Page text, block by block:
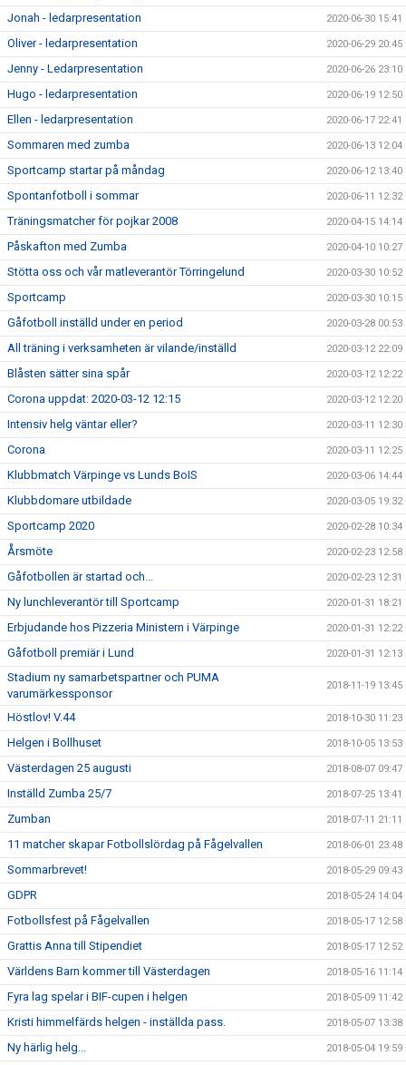
Jonah - ledarpresentation 2020-06-30 15:41
Oliver - ledarpresentation 2020-06-29 20:45
Jenny - Ledarpresentation 2020-06-26 23:10
Hugo - ledarpresentation 2020-06-19 12:50
Ellen - ledarpresentation 2020-06-17 22:41
Sommaren med zumba 2020-06-13 12:04
Sportcamp startar på måndag 2020-06-12 13:40
Spontanfotboll i sommar 2020-06-11 12:32
Träningsmatcher för pojkar 2008 2020-04-15 14:14
Påskafton med Zumba 2020-04-10 10:27
Stötta oss och vår matleverantör Törringelund 2020-03-30 10:52
Sportcamp 2020-03-30 10:15
Gåfotboll inställd under en period 2020-03-28 00:53
All träning i verksamheten är vilande/inställd 2020-03-12 22:09
Blåsten sätter sina spår 2020-03-12 12:22
Corona uppdat: 2020-03-12 12:15 2020-03-12 12:20
Intensiv helg väntar eller? 2020-03-11 12:30
Corona 2020-03-11 12:25
Klubbmatch Värpinge vs Lunds BoIS 2020-03-06 14:44
Klubbdomare utbildade 2020-03-05 19:32
Sportcamp 2020 2020-02-28 10:34
Årsmöte 2020-02-23 12:58
Gåfotbollen är startad och... 2020-02-23 12:31
Ny lunchleverantör till Sportcamp 2020-01-31 18:21
Erbjudande hos Pizzeria Ministern i Värpinge 2020-01-31 12:22
Gåfotboll premiär i Lund 2020-01-31 12:13
Stadium ny samarbetspartner och PUMA
varumärkessponsor
2018-11-19 13:45
Höstlov! V.44 2018-10-30 11:23
Helgen i Bollhuset 2018-10-05 13:53
Västerdagen 25 augusti 2018-08-07 09:47
Inställd Zumba 25/7 2018-07-25 13:41
Zumban 2018-07-11 21:11
11 matcher skapar Fotbollslördag på Fågelvallen 2018-06-01 23:48
Sommarbrevet! 2018-05-29 09:43
GDPR 2018-05-24 14:04
Fotbollsfest på Fågelvallen 2018-05-17 12:58
Grattis Anna till Stipendiet 2018-05-17 12:52
Världens Barn kommer till Västerdagen 2018-05-16 11:14
Fyra lag spelar i BIF-cupen i helgen 2018-05-09 11:42
Kristi himmelfärds helgen - inställda pass. 2018-05-07 13:38
Ny härlig helg... 2018-05-04 19:59